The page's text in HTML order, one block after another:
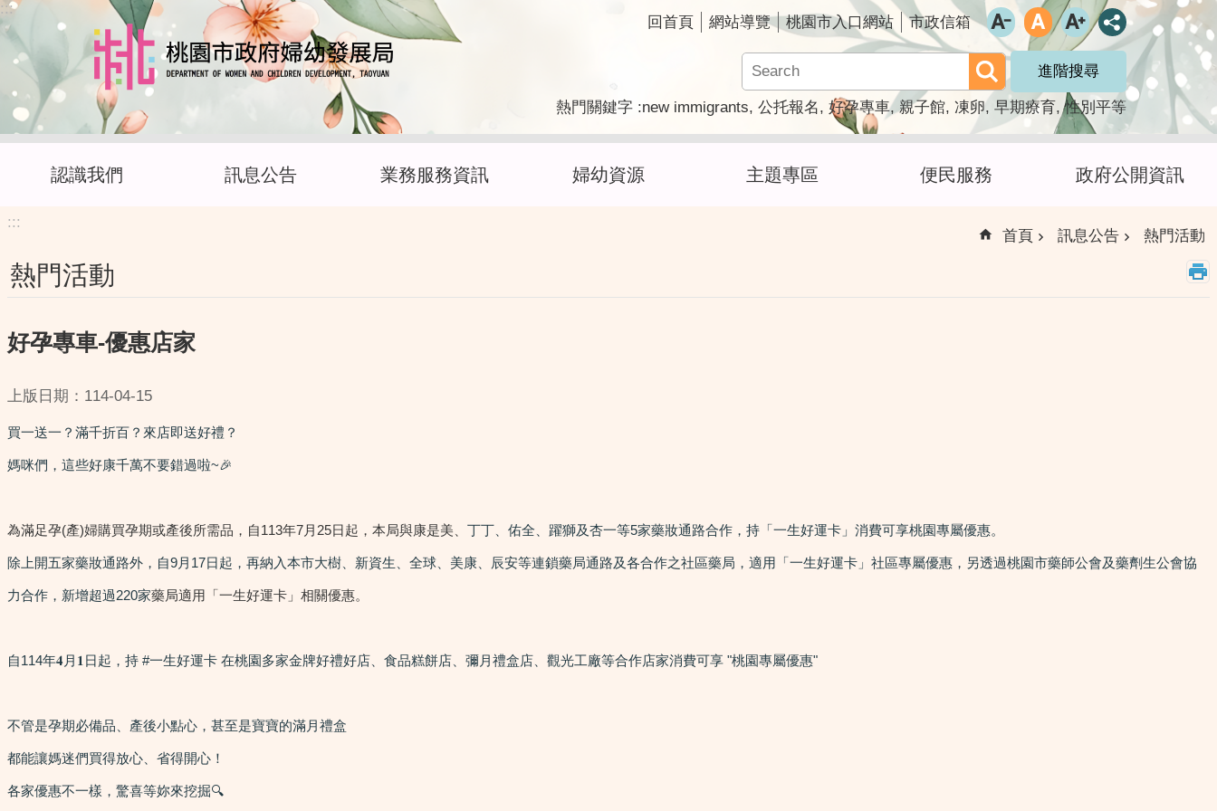
跳到主要內容區塊
:::
回首頁 網站導覽 桃園市入口網站 市政信箱
進階搜尋
熱門關鍵字 new immigrants 公托報名 好孕專車 親子館 凍卵 早期療育 性別平等
認識我們 訊息公告 業務服務資訊 婦幼資源 主題專區 便民服務 政府公開資訊
:::
首頁 訊息公告 熱門活動
熱門活動
好孕專車-優惠店家
上版日期：114-04-15
買一送一？滿千折百？來店即送好禮？
媽咪們，這些好康千萬不要錯過啦~🎉
為滿足孕(產)婦購買孕期或產後所需品，自113年7月25日起，本局與康是美、 丁丁、佑全、躍獅及杏一等5家藥妝通路合作，持「一生好運卡」消費可享桃園專屬優惠。
除上開五家藥妝通路外，自9月17日起，再納入本市大樹、新資生、全球、美康、辰安等連鎖藥局通路及各合作之社區藥局，適用「一生好運卡」社區專屬優惠，另透過桃園市藥師公會及藥劑生公會協
力合作，新增超過220家藥局適用「一生好運卡」相關優惠。
自114年𝟒月𝟏日起，持 #一生好運卡 在桃園多家金牌好禮好店、食品糕餅店、彌月禮盒店、觀光工廠等合作店家消費可享 "桃園專屬優惠"
不管是孕期必備品、產後小點心，甚至是寶寶的滿月禮盒
都能讓媽迷們買得放心、省得開心！
各家優惠不一樣，驚喜等妳來挖掘🔍